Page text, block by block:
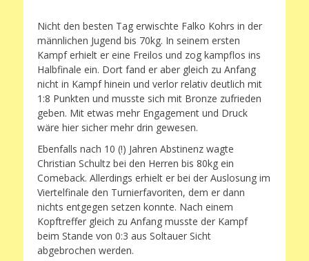
Nicht den besten Tag erwischte Falko Kohrs in der
männlichen Jugend bis 70kg. In seinem ersten
Kampf erhielt er eine Freilos und zog kampflos ins
Halbfinale ein. Dort fand er aber gleich zu Anfang
nicht in Kampf hinein und verlor relativ deutlich mit
1:8 Punkten und musste sich mit Bronze zufrieden
geben. Mit etwas mehr Engagement und Druck
wäre hier sicher mehr drin gewesen.
Ebenfalls nach 10 (!) Jahren Abstinenz wagte
Christian Schultz bei den Herren bis 80kg ein
Comeback. Allerdings erhielt er bei der Auslosung im
Viertelfinale den Turnierfavoriten, dem er dann
nichts entgegen setzen konnte. Nach einem
Kopftreffer gleich zu Anfang musste der Kampf
beim Stande von 0:3 aus Soltauer Sicht
abgebrochen werden.